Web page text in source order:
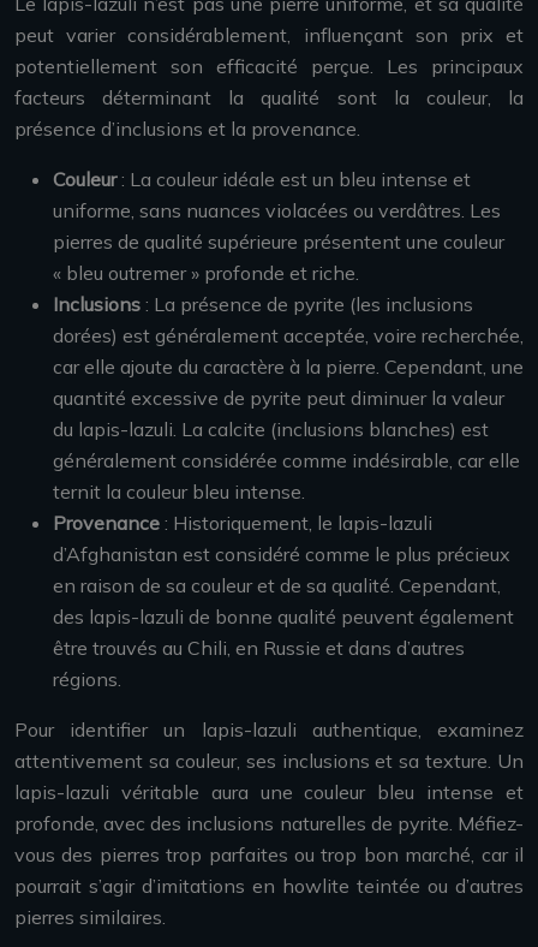
peut varier considérablement, influençant son prix et
potentiellement son efficacité perçue. Les principaux
facteurs déterminant la qualité sont la couleur, la
présence d’inclusions et la provenance.
Couleur: La couleur idéale est un bleu intense et
uniforme, sans nuances violacées ou verdâtres. Les
pierres de qualité supérieure présentent une couleur
« bleu outremer » profonde et riche.
Inclusions : La présence de pyrite (les inclusions
dorées) est généralement acceptée, voire recherchée,
car elle ajoute du caractère à la pierre. Cependant, une
quantité excessive de pyrite peut diminuer la valeur
du lapis-lazuli. La calcite (inclusions blanches) est
généralement considérée comme indésirable, car elle
ternit la couleur bleu intense.
Provenance : Historiquement, le lapis-lazuli
d’Afghanistan est considéré comme le plus précieux
en raison de sa couleur et de sa qualité. Cependant,
des lapis-lazuli de bonne qualité peuvent également
être trouvés au Chili, en Russie et dans d’autres
régions.
Pour identifier un lapis-lazuli authentique, examinez
attentivement sa couleur, ses inclusions et sa texture. Un
lapis-lazuli véritable aura une couleur bleu intense et
profonde, avec des inclusions naturelles de pyrite. Méfiez-
vous des pierres trop parfaites ou trop bon marché, car il
pourrait s’agir d’imitations en howlite teintée ou d’autres
pierres similaires.